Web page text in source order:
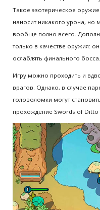
Такое эзотерическое
наносит никакого урона, но
вообще полно всего.
только в качестве оружия:
ослаблять финального босса.
Игру можно проходить и
врагов. Однако, в случае
головоломки могут
прохождение Swords of Ditto